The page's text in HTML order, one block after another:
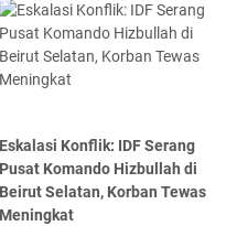
Eskalasi Konflik: IDF Serang
Pusat Komando Hizbullah di
Beirut Selatan, Korban Tewas
Meningkat